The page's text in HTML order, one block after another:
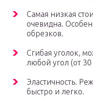
Самая низкая
очевидна.
обрезков.
Сгибая уголок,
любой угол (от
Эластичность.
быстро и легко.